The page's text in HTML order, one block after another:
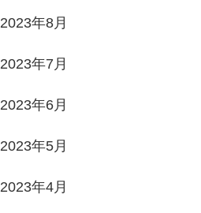
2023年8月
2023年7月
2023年6月
2023年5月
2023年4月